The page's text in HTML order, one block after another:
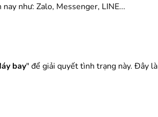
như: Zalo, Messenger, LINE...
bay" để giải quyết tình trạng này. Đây là